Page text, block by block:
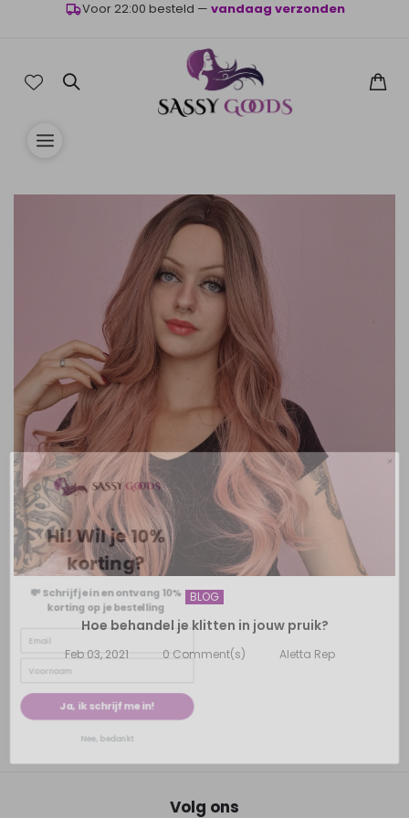
Voor 22:00 besteld — vandaag verzonden
BLOG
Hoe behandel je klitten in jouw pruik?
Feb 03, 2021 0 Comment(s) Aletta Rep
Volg ons
WINKELMANDJE
WINKELMANDJE
Hi! Wil je 10%
korting?
💸 Schrijf je in en ontvang 10%
korting op je bestelling
Ja, ik schrijf me in!